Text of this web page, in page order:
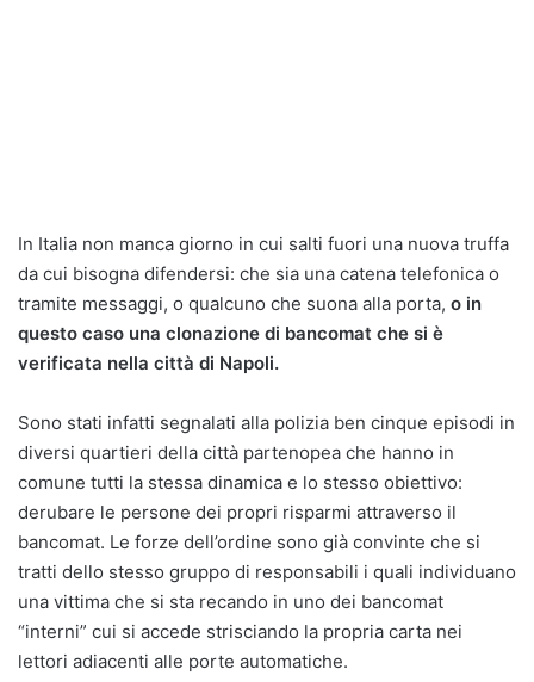
In Italia non manca giorno in cui salti fuori una nuova truffa
da cui bisogna difendersi: che sia una catena telefonica o
tramite messaggi, o qualcuno che suona alla porta, o in
questo caso una clonazione di bancomat che si è
verificata nella città di Napoli.
Sono stati infatti segnalati alla polizia ben cinque episodi in
diversi quartieri della città partenopea che hanno in
comune tutti la stessa dinamica e lo stesso obiettivo:
derubare le persone dei propri risparmi attraverso il
bancomat. Le forze dell’ordine sono già convinte che si
tratti dello stesso gruppo di responsabili i quali individuano
una vittima che si sta recando in uno dei bancomat
“interni” cui si accede strisciando la propria carta nei
lettori adiacenti alle porte automatiche.